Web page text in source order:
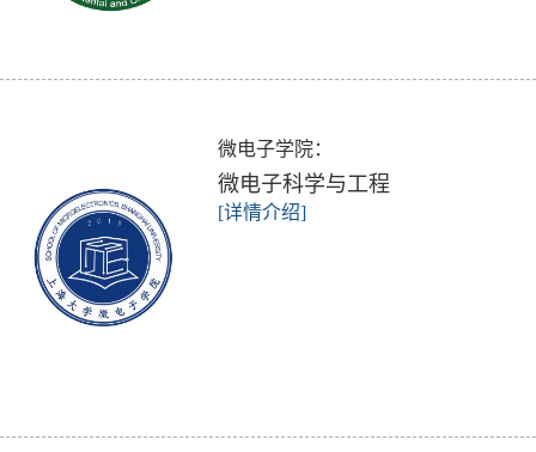
微电子学院：
微电子科学与工程
[详情介绍]